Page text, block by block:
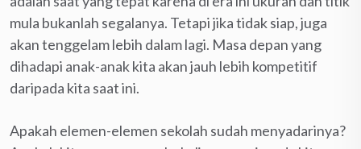
mula bukanlah segalanya. Tetapi jika tidak siap, juga
akan tenggelam lebih dalam lagi. Masa depan yang
dihadapi anak-anak kita akan jauh lebih kompetitif
daripada kita saat ini.
Apakah elemen-elemen sekolah sudah menyadarinya?